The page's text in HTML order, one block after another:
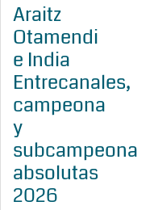
Araitz
Otamendi
e India
Entrecanales,
campeona
y
subcampeona
absolutas
2026